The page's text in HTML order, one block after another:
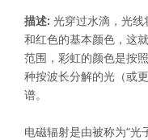
描述: 光穿过水滴，光
和红色的基本颜色，这
范围，彩虹的颜色是按
种按波长分解的光（或
谱。
电磁辐射是由被称为“光